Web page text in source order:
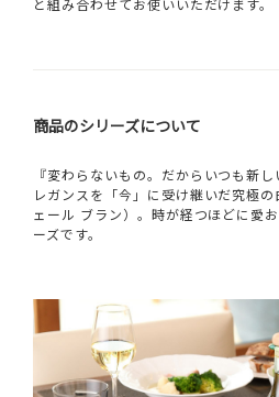
と組み合わせてお使いいただけます。
商品のシリーズについて
『変わらないもの。だからいつも新
レガンスを「今」に受け継いだ究極
ェール ブラン）。時が経つほどに愛
ーズです。